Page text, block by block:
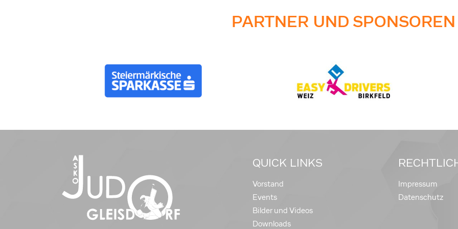
PARTNER UND SPONSOREN
QUICK LINKS
Vorstand
Events
Bilder und Videos
Downloads
Impressum
Datenschutz